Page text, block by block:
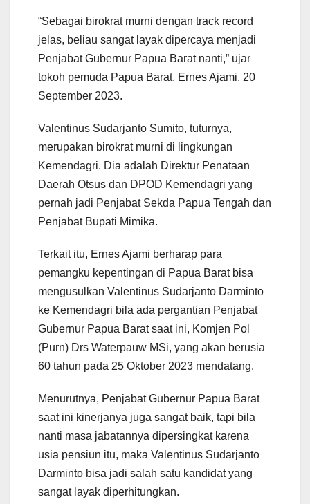
“Sebagai birokrat murni dengan track record
jelas, beliau sangat layak dipercaya menjadi
Penjabat Gubernur Papua Barat nanti,” ujar
tokoh pemuda Papua Barat, Ernes Ajami, 20
September 2023.
Valentinus Sudarjanto Sumito, tuturnya,
merupakan birokrat murni di lingkungan
Kemendagri. Dia adalah Direktur Penataan
Daerah Otsus dan DPOD Kemendagri yang
pernah jadi Penjabat Sekda Papua Tengah dan
Penjabat Bupati Mimika.
Terkait itu, Ernes Ajami berharap para
pemangku kepentingan di Papua Barat bisa
mengusulkan Valentinus Sudarjanto Darminto
ke Kemendagri bila ada pergantian Penjabat
Gubernur Papua Barat saat ini, Komjen Pol
(Purn) Drs Waterpauw MSi, yang akan berusia
60 tahun pada 25 Oktober 2023 mendatang.
Menurutnya, Penjabat Gubernur Papua Barat
saat ini kinerjanya juga sangat baik, tapi bila
nanti masa jabatannya dipersingkat karena
usia pensiun itu, maka Valentinus Sudarjanto
Darminto bisa jadi salah satu kandidat yang
sangat layak diperhitungkan.